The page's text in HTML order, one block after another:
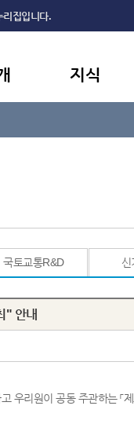
리집입니다.
지식
국토교통R&D 신
" 안내
우리원이 공동 주관하는 「